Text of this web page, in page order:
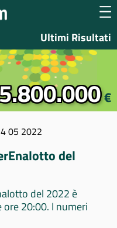
Ultimi Risultati
€
05 2022
del
del 2022 è
20:00. I numeri